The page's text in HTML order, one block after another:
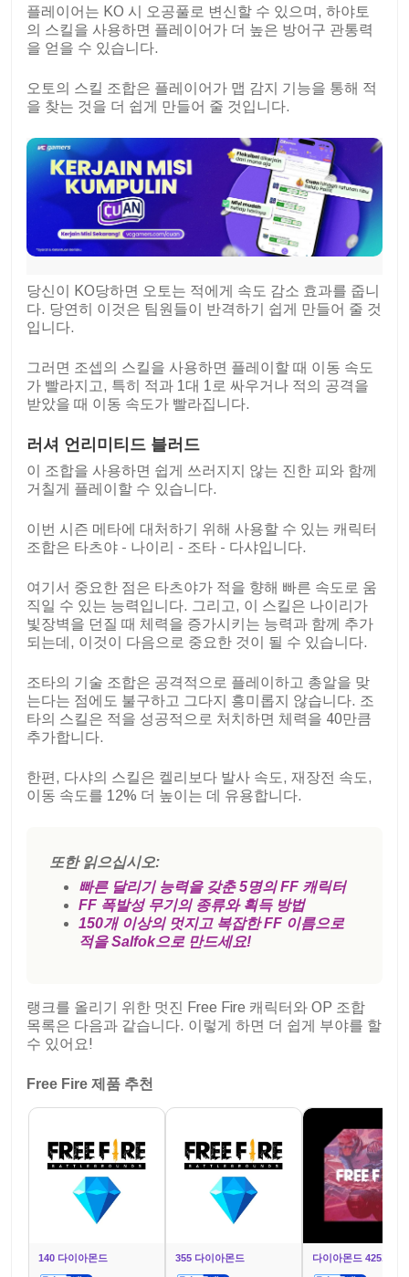
플레이어는 KO 시 오공풀로 변신할 수 있으며, 하야토
의 스킬을 사용하면 플레이어가 더 높은 방어구 관통력
을 얻을 수 있습니다.
오토의 스킬 조합은 플레이어가 맵 감지 기능을 통해 적
을 찾는 것을 더 쉽게 만들어 줄 것입니다.
당신이 KO당하면 오토는 적에게 속도 감소 효과를 줍니
다. 당연히 이것은 팀원들이 반격하기 쉽게 만들어 줄 것
입니다.
그러면 조셉의 스킬을 사용하면 플레이할 때 이동 속도
가 빨라지고, 특히 적과 1대 1로 싸우거나 적의 공격을
받았을 때 이동 속도가 빨라집니다.
러셔 언리미티드 블러드
이 조합을 사용하면 쉽게 쓰러지지 않는 진한 피와 함께
거칠게 플레이할 수 있습니다.
이번 시즌 메타에 대처하기 위해 사용할 수 있는 캐릭터
조합은 타츠야 - 나이리 - 조타 - 다샤입니다.
여기서 중요한 점은 타츠야가 적을 향해 빠른 속도로 움
직일 수 있는 능력입니다. 그리고, 이 스킬은 나이리가
빛장벽을 던질 때 체력을 증가시키는 능력과 함께 추가
되는데, 이것이 다음으로 중요한 것이 될 수 있습니다.
조타의 기술 조합은 공격적으로 플레이하고 총알을 맞
는다는 점에도 불구하고 그다지 흥미롭지 않습니다. 조
타의 스킬은 적을 성공적으로 처치하면 체력을 40만큼
추가합니다.
한편, 다샤의 스킬은 켈리보다 발사 속도, 재장전 속도,
이동 속도를 12% 더 높이는 데 유용합니다.
또한 읽으십시오:
빠른 달리기 능력을 갖춘 5명의 FF 캐릭터
FF 폭발성 무기의 종류와 획득 방법
150개 이상의 멋지고 복잡한 FF 이름으로
적을 Salfok으로 만드세요!
랭크를 올리기 위한 멋진 Free Fire 캐릭터와 OP 조합
목록은 다음과 같습니다. 이렇게 하면 더 쉽게 부야를 할
수 있어요!
Free Fire 제품 추천
140 다이아몬드 355 다이아몬드 다이아몬드 425개